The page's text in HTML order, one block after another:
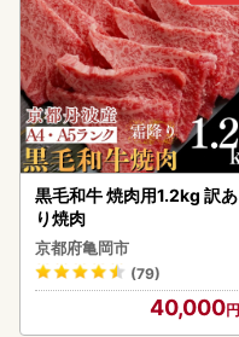
黒毛和牛 焼肉用1.2kg 訳あ
り焼肉
京都府亀岡市
(79)
40,000